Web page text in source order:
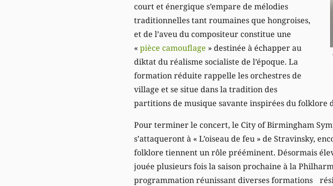
court et énergique s’empare de mélodies
traditionnelles tant roumaines que hongroises,
et de l’aveu du compositeur constitue une
« pièce camouflage » destinée à échapper au
diktat du réalisme socialiste de l’époque. La
formation réduite rappelle les orchestres de
village et se situe dans la tradition des
partitions de musique savante inspirées du folklore
Pour terminer le concert, le City of Birmingham
s’attaqueront à « L’oiseau de feu » de Stravinsky,
folklore tiennent un rôle prééminent. Désormais
jouée plusieurs fois la saison prochaine à la
programmation réunissant diverses formations